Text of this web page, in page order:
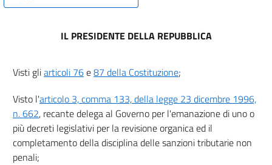
15
16 bis
17 bis
18
19
20
IL PRESIDENTE DELLA REPUBBLICA
Visti gliarticoli 76e87 della Costituzione;
Visto l'articolo 3, comma 133, della legge 23 dicembre 1996,
n. 662, recante delega al Governo per l'emanazione di uno o
più decreti legislativi per la revisione organica ed il
completamento della disciplina delle sanzioni tributarie non
penali;